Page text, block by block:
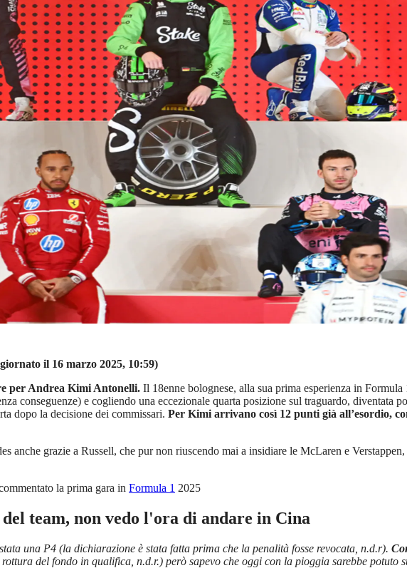
il 16 marzo 2025, 10:59)
per Andrea Kimi Antonelli. Il 18enne bolognese, alla sua prima esperienza in
conseguenze) e cogliendo una eccezionale quarta posizione sul traguardo, diventata
dopo la decisione dei commissari. Per Kimi arrivano così 12 punti già all’esordio,
anche grazie a Russell, che pur non riuscendo mai a insidiare le McLaren e
la prima gara in Formula 1 2025
team, non vedo l'ora di andare in Cina
una P4 (la dichiarazione è stata fatta prima che la penalità fosse revocata, n.d.r).
del fondo in qualifica, n.d.r.) però sapevo che oggi con la pioggia sarebbe potuto